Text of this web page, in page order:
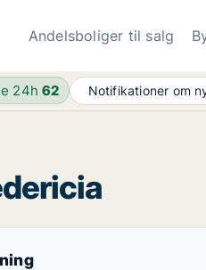
Andelsboliger til salg
24h62 Notifikationer om